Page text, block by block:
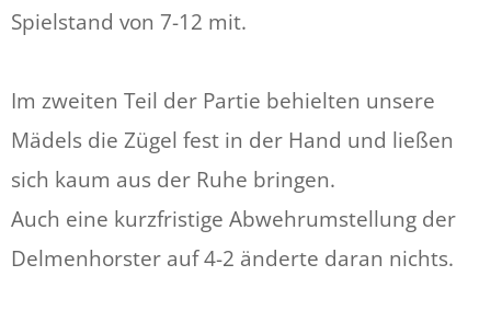
Spielstand von 7-12 mit.
Im zweiten Teil der Partie behielten unsere
Mädels die Zügel fest in der Hand und ließen
sich kaum aus der Ruhe bringen.
Auch eine kurzfristige Abwehrumstellung der
Delmenhorster auf 4-2 änderte daran nichts.